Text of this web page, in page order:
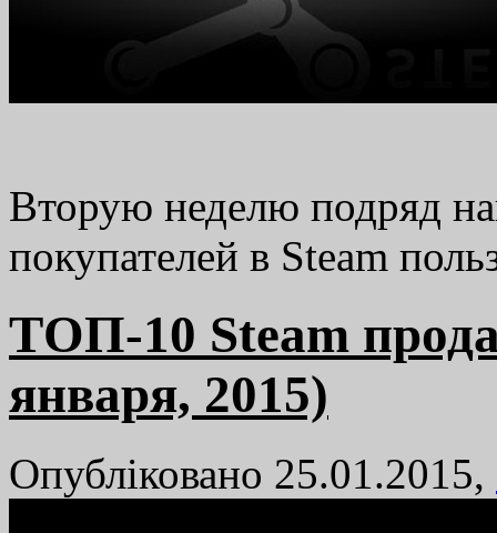
Вторую неделю подряд
покупателей в Steam
TОП-10 Steam
января, 2015)
Опубліковано 25.01.2015,